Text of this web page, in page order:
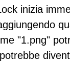
inizia
"1.png"